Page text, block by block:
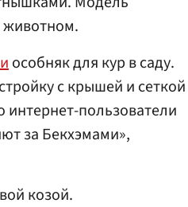
животном.
особняк для кур в саду.
с крышей и сеткой
интернет-пользователи
за Бекхэмами»,
козой.